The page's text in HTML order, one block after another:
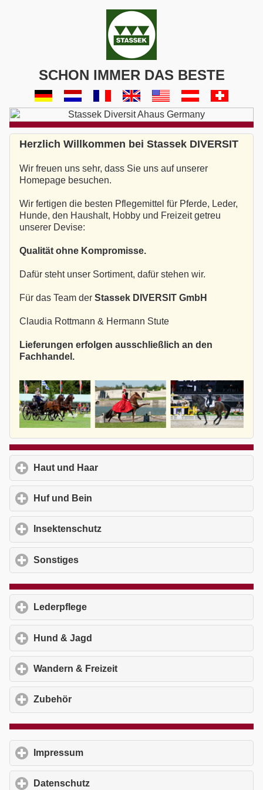
SCHON IMMER DAS BESTE
Herzlich Willkommen bei Stassek DIVERSIT
Wir freuen uns sehr, dass Sie uns auf unserer
Homepage besuchen.
Wir fertigen die besten Pflegemittel für Pferde, Leder,
Hunde, den Haushalt, Hobby und Freizeit getreu
unserer Devise:
Qualität ohne Kompromisse.
Dafür steht unser Sortiment, dafür stehen wir.
Für das Team der Stassek DIVERSIT GmbH
Claudia Rottmann & Hermann Stute
Lieferungen erfolgen ausschließlich an den
Fachhandel.
Haut und Haar
Huf und Bein
Insektenschutz
Sonstiges
Lederpflege
Hund & Jagd
Wandern & Freizeit
Zubehör
Impressum
Datenschutz